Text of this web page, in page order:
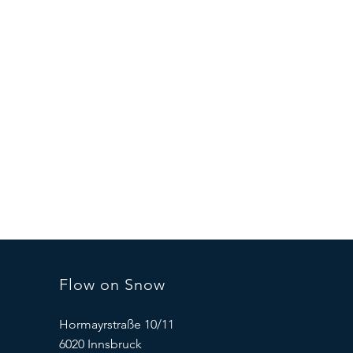
Flow on Snow
Hormayrstraße 10/11
6020 Innsbruck